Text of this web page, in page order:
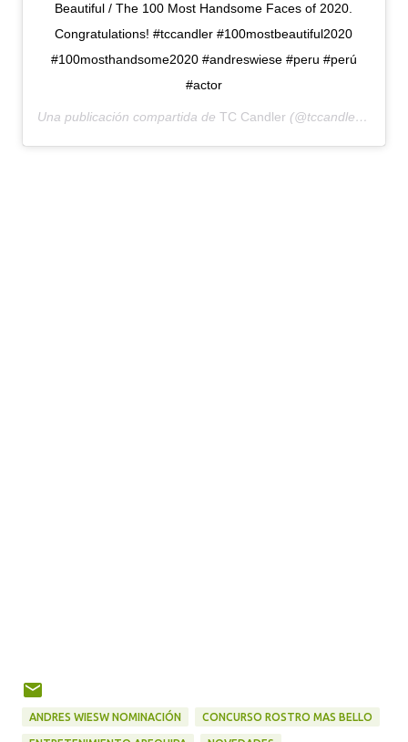
Beautiful / The 100 Most Handsome Faces of 2020.
Congratulations! #tccandler #100mostbeautiful2020
#100mosthandsome2020 #andreswiese #peru #perú
#actor
Una publicación compartida de TC Candler (@tccandler) el
ANDRES WIESW NOMINACIÓN CONCURSO ROSTRO MAS BELLO